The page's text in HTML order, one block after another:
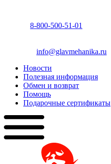
8-800-500-51-01
info@glavmehanika.ru
Новости
Полезная информация
Обмен и возврат
Помощь
Подарочные сертификаты